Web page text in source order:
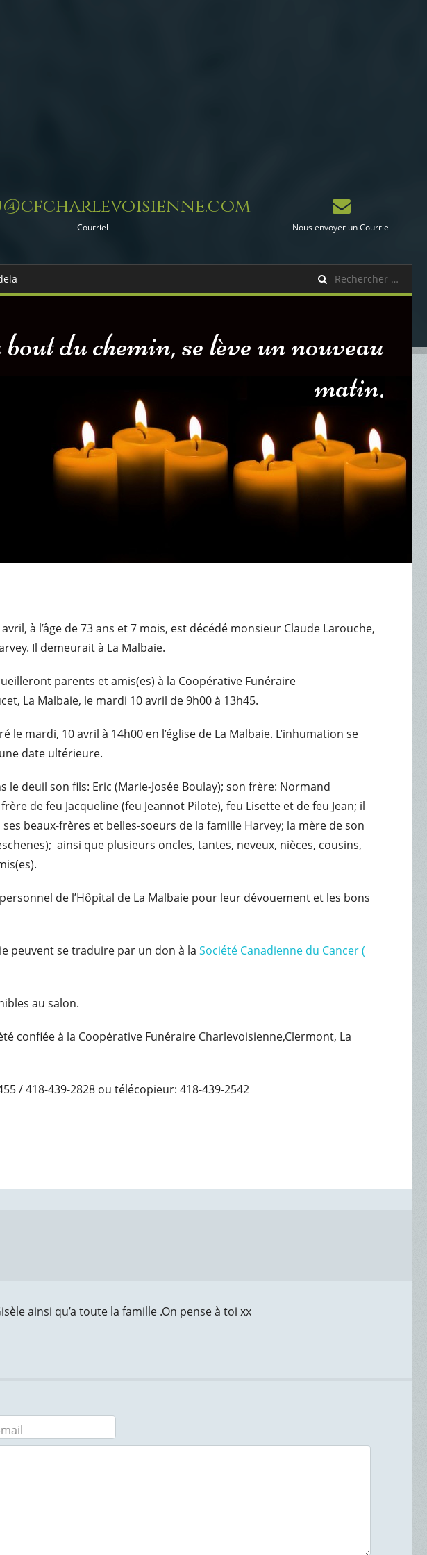
Courriel Nous envoyer un Courriel
du chemin, se lève un nouveau
matin.
à l’âge de 73 ans et 7 mois, est décédé monsieur Claude Larouche,
Il demeurait à La Malbaie.
parents et amis(es) à la Coopérative Funéraire
La Malbaie, le mardi 10 avril de 9h00 à 13h45.
le mardi, 10 avril à 14h00 en l’église de La Malbaie. L’inhumation se
date ultérieure.
le deuil son fils: Eric (Marie-Josée Boulay); son frère: Normand
de feu Jacqueline (feu Jeannot Pilote), feu Lisette et de feu Jean; il
beaux-frères et belles-soeurs de la famille Harvey; la mère de son
ainsi que plusieurs oncles, tantes, neveux, nièces, cousins,
de l’Hôpital de La Malbaie pour leur dévouement et les bons
peuvent se traduire par un don à laSociété Canadienne du Cancer (
au salon.
confiée à la Coopérative Funéraire Charlevoisienne,Clermont, La
/ 418-439-2828 ou télécopieur: 418-439-2542
ainsi qu’a toute la famille .On pense à toi xx